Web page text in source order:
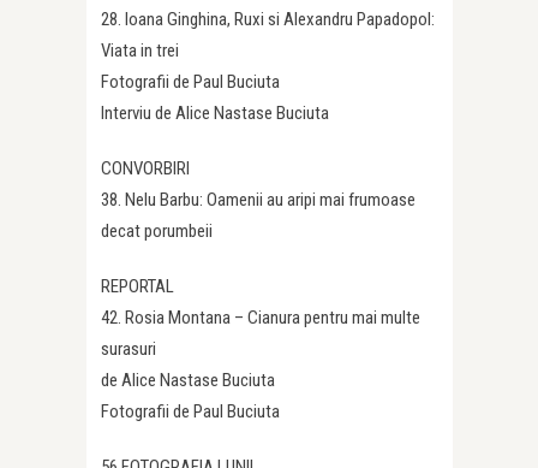
28. Ioana Ginghina, Ruxi si Alexandru Papadopol:
Viata in trei
Fotografii de Paul Buciuta
Interviu de Alice Nastase Buciuta
CONVORBIRI
38. Nelu Barbu: Oamenii au aripi mai frumoase
decat porumbeii
REPORTAL
42. Rosia Montana – Cianura pentru mai multe
surasuri
de Alice Nastase Buciuta
Fotografii de Paul Buciuta